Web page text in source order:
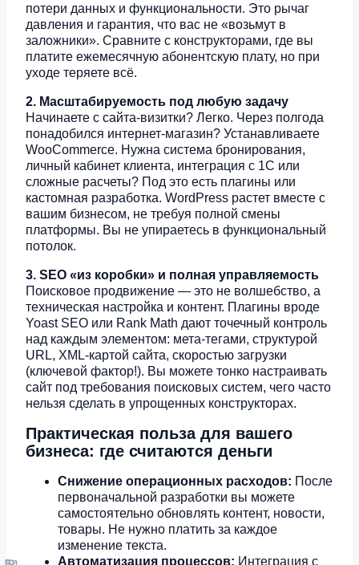
потери данных и функциональности. Это рычаг
давления и гарантия, что вас не «возьмут в
заложники». Сравните с конструкторами, где вы
платите ежемесячную абонентскую плату, но при
уходе теряете всё.
2. Масштабируемость под любую задачу
Начинаете с сайта-визитки? Легко. Через полгода
понадобился интернет-магазин? Устанавливаете
WooCommerce. Нужна система бронирования,
личный кабинет клиента, интеграция с 1С или
сложные расчеты? Под это есть плагины или
кастомная разработка. WordPress растет вместе с
вашим бизнесом, не требуя полной смены
платформы. Вы не упираетесь в функциональный
потолок.
3. SEO «из коробки» и полная управляемость
Поисковое продвижение — это не волшебство, а
техническая настройка и контент. Плагины вроде
Yoast SEO или Rank Math дают точечный контроль
над каждым элементом: мета-тегами, структурой
URL, XML-картой сайта, скоростью загрузки
(ключевой фактор!). Вы можете тонко настраивать
сайт под требования поисковых систем, чего часто
нельзя сделать в упрощенных конструкторах.
Практическая польза для вашего
бизнеса: где считаются деньги
Снижение операционных расходов: После
первоначальной разработки вы можете
самостоятельно обновлять контент, новости,
товары. Не нужно платить за каждое
изменение текста.
Автоматизация процессов: Интеграция с